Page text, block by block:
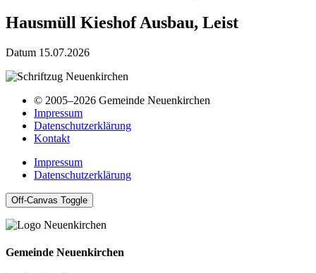
Hausmüll Kieshof Ausbau, Leist
Datum 15.07.2026
© 2005–2026 Gemeinde Neuenkirchen
Impressum
Datenschutzerklärung
Kontakt
Impressum
Datenschutzerklärung
Off-Canvas Toggle
Gemeinde Neuenkirchen